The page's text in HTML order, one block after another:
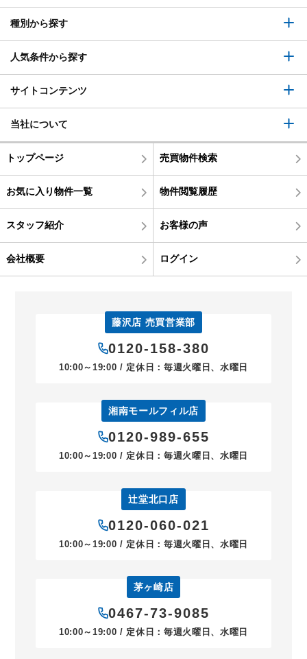
種別から探す
人気条件から探す
サイトコンテンツ
当社について
トップページ 売買物件検索
お気に入り物件一覧 物件閲覧履歴
スタッフ紹介 お客様の声
会社概要 ログイン
藤沢店 売買営業部
0120-158-380
10:00～19:00 / 定休日：毎週火曜日、水曜日
湘南モールフィル店
0120-989-655
10:00～19:00 / 定休日：毎週火曜日、水曜日
辻堂北口店
0120-060-021
10:00～19:00 / 定休日：毎週火曜日、水曜日
茅ヶ崎店
0467-73-9085
10:00～19:00 / 定休日：毎週火曜日、水曜日